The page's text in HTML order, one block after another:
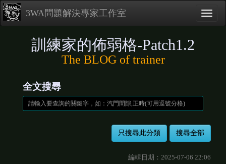
3WA問題解決專家工作室
訓練家的佈弱格-Patch1.2
The BLOG of trainer
全文搜尋
編輯日期：2025-07-06 22:06